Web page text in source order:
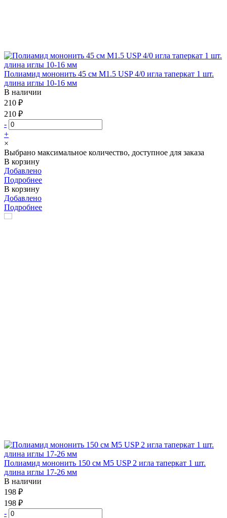
Полиамид мононить 45 см М1.5 USP 4/0 игла таперкат 1 шт.
длина иглы 10-16 мм
В наличии
210 ₽
210 ₽
-
+
×
Выбрано максимальное количество, доступное для заказа
В корзину
Добавлено
Подробнее
В корзину
Добавлено
Подробнее
Полиамид мононить 150 см М5 USP 2 игла таперкат 1 шт.
длина иглы 17-26 мм
В наличии
198 ₽
198 ₽
-